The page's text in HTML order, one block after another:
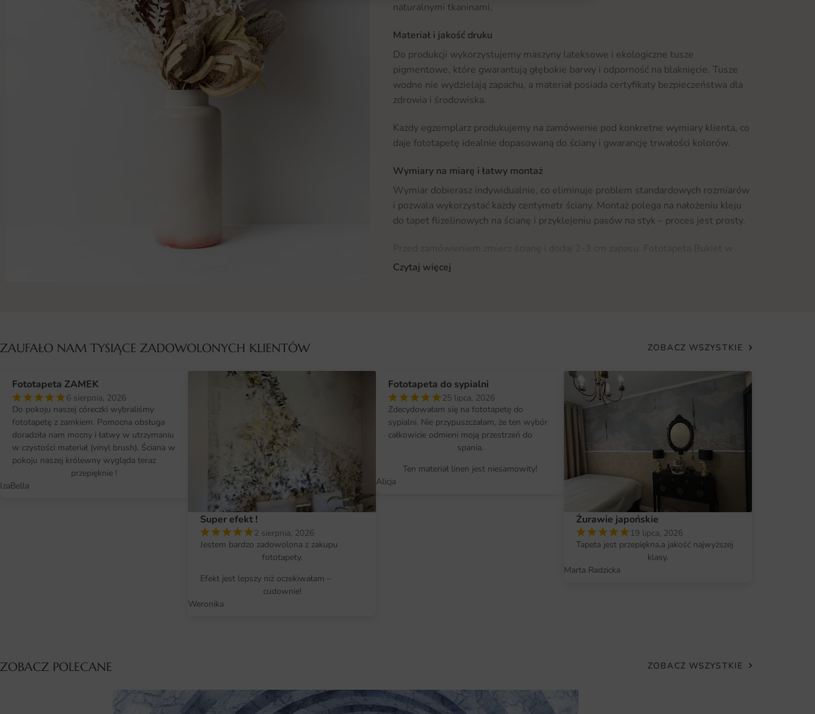
naturalnymi tkaninami.
Materiał i jakość druku
Do produkcji wykorzystujemy maszyny lateksowe i ekologiczne tusze
pigmentowe, które gwarantują głębokie barwy i odporność na blaknięcie. Tusze
wodne nie wydzielają zapachu, a materiał posiada certyfikaty bezpieczeństwa dla
zdrowia i środowiska.
Każdy egzemplarz produkujemy na zamówienie pod konkretne wymiary klienta, co
daje fototapetę idealnie dopasowaną do ściany i gwarancję trwałości kolorów.
Wymiary na miarę i łatwy montaż
Wymiar dobierasz indywidualnie, co eliminuje problem standardowych rozmiarów
i pozwala wykorzystać każdy centymetr ściany. Montaż polega na nałożeniu kleju
do tapet flizelinowych na ścianę i przyklejeniu pasów na styk – proces jest prosty.
Wazonie może też posłużyć jako duża grafika w geometrycznej ramie.
Najważniejsze atuty fototapety Bukiet w Wazonie:
produkcja na zamówienie w dowolnym formacie ściany
kompozycja świetnie współgra z naturalnym drewnem, betonem i metalem
kolory zachowują głębię nawet w mocno oświetlonych pomieszczeniach
klimat aranżacji: klasyczny, malarski, elegancki – łatwo dopasujesz go do wnętrza
Czytaj więcej
ZAUFAŁO NAM TYSIĄCE ZADOWOLONYCH KLIENTÓW ZOBACZ WSZYSTKIE
Fototapeta ZAMEK
6 sierpnia, 2026
Do pokoju naszej córeczki wybraliśmy
fototapetę z zamkiem. Pomocna obsługa
doradziła nam mocny i łatwy w utrzymaniu
w czystości materiał (vinyl brush). Ściana w
pokoju naszej królewny wygląda teraz
przepięknie !
IzaBella
Super efekt !
2 sierpnia, 2026
Jestem bardzo zadowolona z zakupu
fototapety.
Efekt jest lepszy niż oczekiwałam –
cudownie!
Weronika
Fototapeta do sypialni
25 lipca, 2026
Zdecydowałam się na fototapetę do
sypialni. Nie przypuszczałam, że ten wybór
całkowicie odmieni moją przestrzeń do
spania.
Ten materiał linen jest niesamowity!
Alicja
Żurawie japońskie
19 lipca, 2026
Tapeta jest przepiękna,a jakość najwyższej
klasy.
Marta Radzicka
ZOBACZ POLECANE ZOBACZ WSZYSTKIE